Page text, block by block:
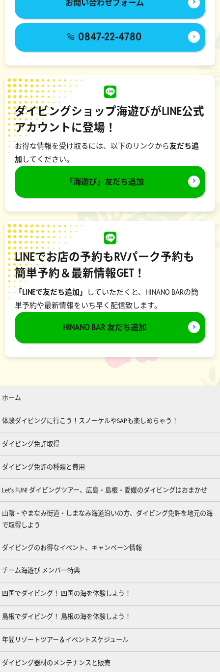
お問い合わせフォーム
0847-22-4780
ダイビングショップ海遊びがLINE公式
アカウントに登場！
お得な情報を受け取るには、以下のリンクから友だち追
加 してください。
「海遊び」友だち追加
LINEでお店の予約もRVパーク予約も
簡単予約＆最新情報GET！
「LINEで友だち追加」
していただくと、HINANO BARの簡
単予約や最新情報をいち早く配信致します。
HINANO BAR 友だち追加
ホーム
体験ダイビングに行こう！スノーケルやSAPも楽しめちゃう！
ダイビング免許取得
ダイビング免許の種類と費用
Let’s FUN! ダイビングツアー、広島・島根・愛媛のダイビングはおまかせ
山陰・やまなみ街道・しまなみ海道沿いの方、ダイビング免許を地元の海
で取得しよう
ダイビングのお得なイベント、キャンペーン情報
チーム海遊び メンバー特典
四国でダイビング！ 四国の海を体験しよう！
島根でダイビング！ 島根の海を体験しよう！
年間リゾートツアー＆イベントスケジュール
ダイビング器材のメンテナンスと販売